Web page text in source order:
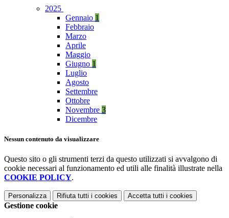
2025
Gennaio 1
Febbraio
Marzo
Aprile
Maggio
Giugno 1
Luglio
Agosto
Settembre
Ottobre
Novembre 3
Dicembre
Nessun contenuto da visualizzare
Questo sito o gli strumenti terzi da questo utilizzati si avvalgono di
cookie necessari al funzionamento ed utili alle finalità illustrate nella
COOKIE POLICY.
Personalizza Rifiuta tutti i cookies Accetta tutti i cookies
Gestione cookie